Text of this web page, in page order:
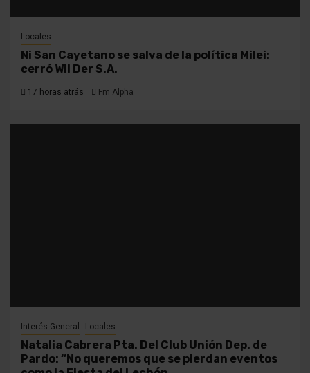
Locales
Ni San Cayetano se salva de la política Milei:
cerró Wil Der S.A.
17 horas atrás Fm Alpha
Interés General Locales
Natalia Cabrera Pta. Del Club Unión Dep. de
Pardo: “No queremos que se pierdan eventos